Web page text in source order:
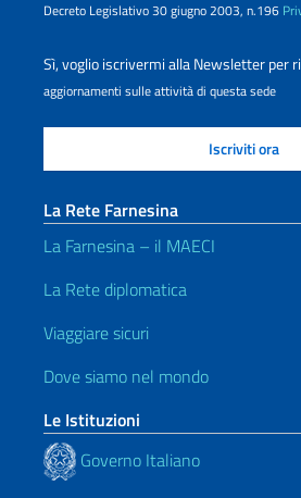
Decreto Legislativo 30 giugno 2003, n.196
Sì, voglio iscrivermi alla Newsletter per
aggiornamenti sulle attività di questa sede
La Rete Farnesina
La Farnesina – il MAECI
La Rete diplomatica
Viaggiare sicuri
Dove siamo nel mondo
Le Istituzioni
Governo Italiano